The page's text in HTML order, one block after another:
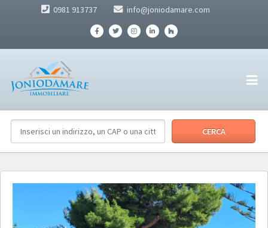
0981 913737 info@joniodamare.com